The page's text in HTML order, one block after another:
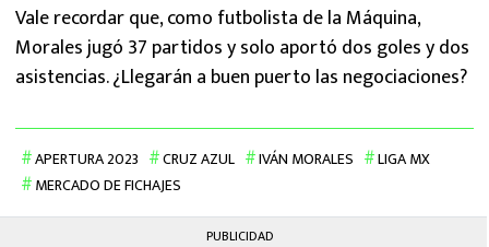
Vale recordar que, como futbolista de la Máquina,
Morales jugó 37 partidos y solo aportó dos goles y dos
asistencias. ¿Llegarán a buen puerto las negociaciones?
APERTURA 2023 CRUZ AZUL IVÁN MORALES
LIGA MX
MERCADO DE FICHAJES
PUBLICIDAD